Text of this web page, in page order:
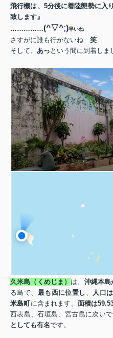
飛行機は、 5分後に着陸態勢に入
致します』
……………(^▽^;)早いね
さすがに誰も行かないね 笑
そして、 あっ という間に到着しま
久米島（くめじま） は、 沖縄本島
る島で、 最も西に位置し 、 人口は
米島町に含まれます。 面積は
西表島、石垣島、宮古島に次いで
としても有名です。